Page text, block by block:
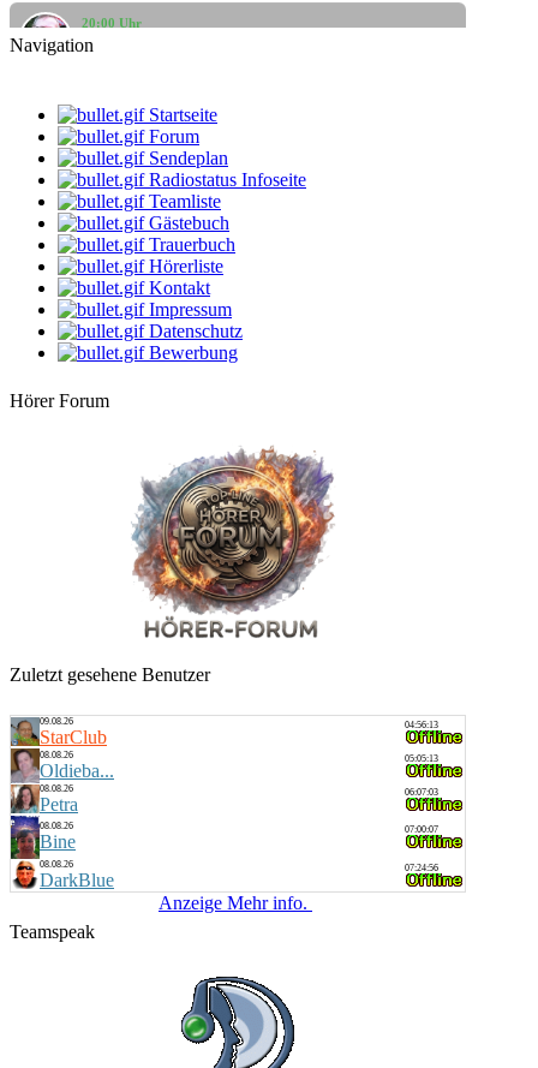
Georg
Cool & Easy (Liedermacher & Singer-Songwri
2. Frühstück
12:00 Uhr
DarkBlue
Mahlzeit
14:00 Uhr
DarthVader
Die beste Musik, der beste Mix
16:00 Uhr
dersachse
Leipziger Allerlei
Ingo
Cool & Easy (Liedermacher & Singer-Songwri
Navigation
Startseite
Forum
Sendeplan
Radiostatus Infoseite
Teamliste
Gästebuch
Trauerbuch
Hörerliste
Kontakt
Impressum
Datenschutz
Bewerbung
Hörer Forum
Zuletzt gesehene Benutzer
09.08.26
StarClub
04:56:13
08.08.26
Oldieba...
05:05:13
08.08.26
Petra
06:07:03
08.08.26
Bine
07:00:07
08.08.26
DarkBlue
07:24:56
Anzeige Mehr info.
Teamspeak